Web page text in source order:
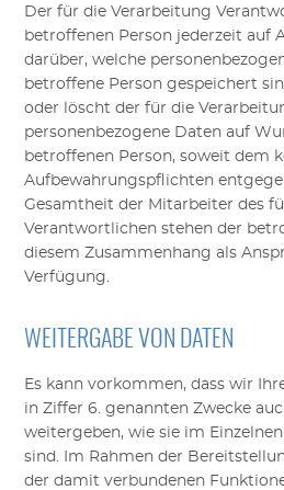
Der für die Verarbeitung
betroffenen Person jederzeit auf
darüber, welche
betroffene Person gespeichert
oder löscht der für die
personenbezogene Daten auf
betroffenen Person, soweit dem
Aufbewahrungspflichten
Gesamtheit der Mitarbeiter des
Verantwortlichen stehen der
diesem Zusammenhang als
Verfügung.
WEITERGABE VON DATEN
Es kann vorkommen, dass wir
in Ziffer6. genannten Zwecke
weitergeben, wie sie im
sind. Im Rahmen der
der damit verbundenen